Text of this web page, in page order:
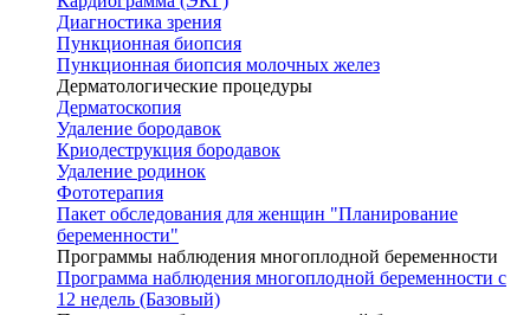
Диагностика зрения
Пункционная биопсия
Пункционная биопсия молочных желез
Дерматологические процедуры
Дерматоскопия
Удаление бородавок
Криодеструкция бородавок
Удаление родинок
Фототерапия
Пакет обследования для женщин "Планирование
беременности"
Программы наблюдения многоплодной беременности
Программа наблюдения многоплодной беременности с
12 недель (Базовый)